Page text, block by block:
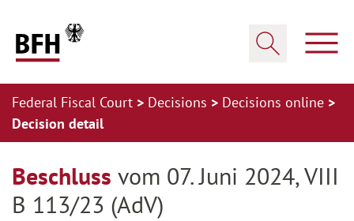
Federal Fiscal Court Decisions
Decisions online
Decision detail
Beschluss vom 07. Juni 2024, VIII
B 113/23 (AdV)